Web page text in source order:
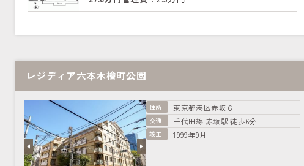
レジディア六本木檜町公園
住所 東京都港区赤坂６
交通 千代田線 赤坂駅 徒歩6分
竣工 1999年9月